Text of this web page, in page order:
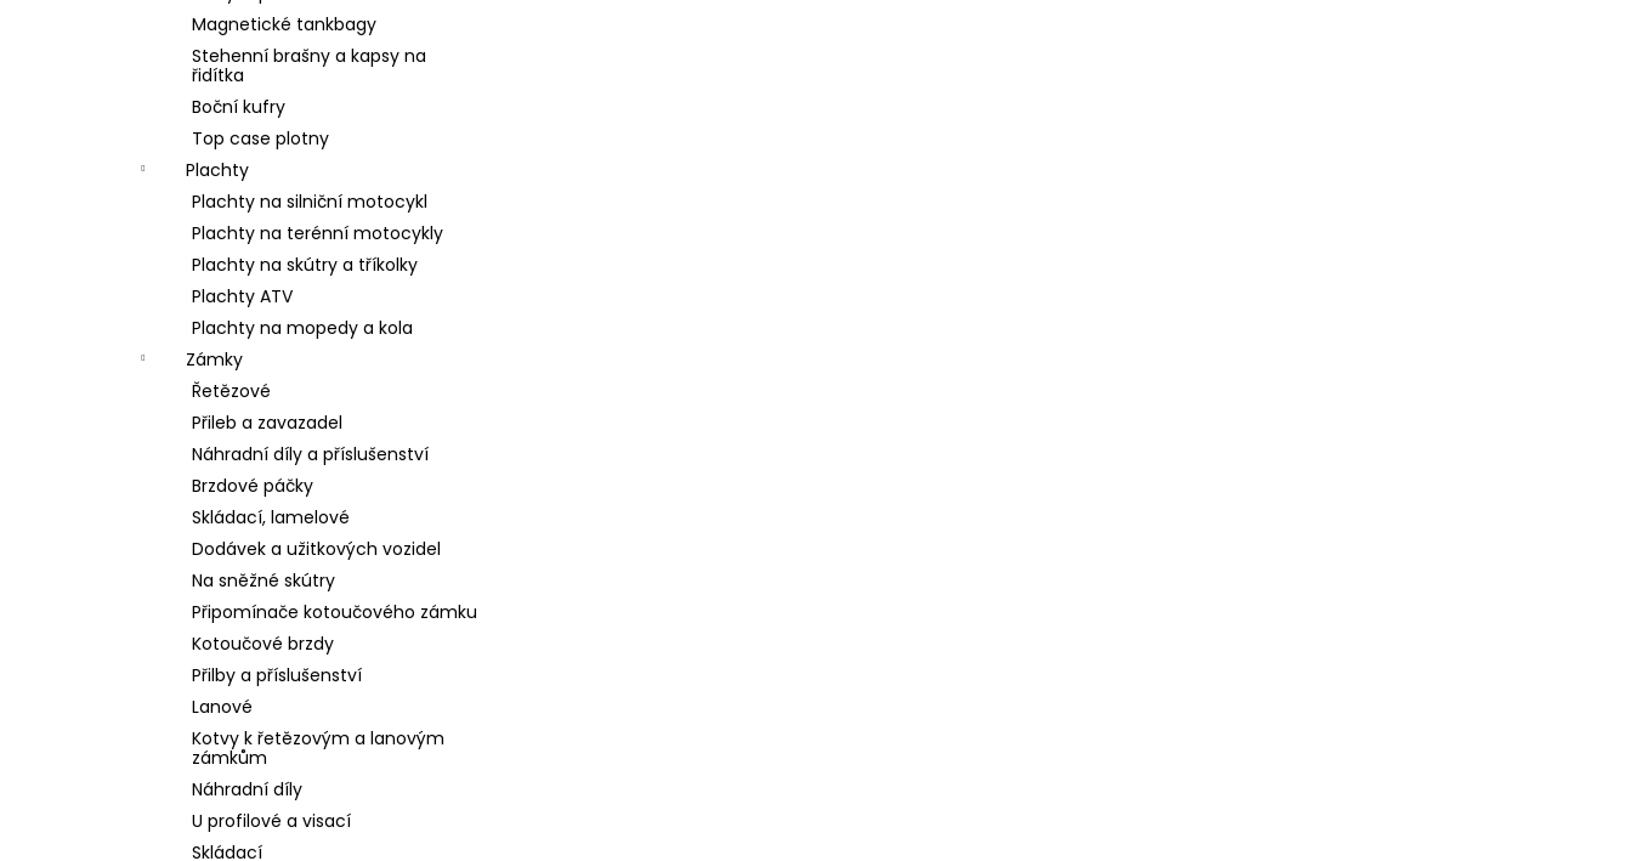
Magnetické tankbagy
Stehenní brašny a kapsy na
řidítka
Boční kufry
Top case plotny
Plachty
Plachty na silniční motocykl
Plachty na terénní motocykly
Plachty na skútry a tříkolky
Plachty ATV
Plachty na mopedy a kola
Zámky
Řetězové
Přileb a zavazadel
Náhradní díly a příslušenství
Brzdové páčky
Skládací, lamelové
Dodávek a užitkových vozidel
Na sněžné skútry
Připomínače kotoučového zámku
Kotoučové brzdy
Přilby a příslušenství
Lanové
Kotvy k řetězovým a lanovým
zámkům
Náhradní díly
U profilové a visací
Skládací